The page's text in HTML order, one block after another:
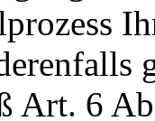
Art. 6